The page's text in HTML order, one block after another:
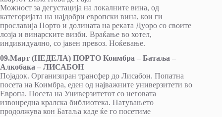
Можност за дегустација на локалните вина, од
категоријата на најдобри европски вина, кои ги
прославија Порто и долината на реката Дуоро со своите
лозја и винарските визби. Враќање во хотел,
индивидуално, со јавен превоз. Ноќевање.
09.Март (НЕДЕЛА) ПОРТО Коимбра – Батаља –
Алкобака – ЛИСАБОН
Појадок. Организиран трансфер до Лисабон. Попатна
посета на Коимбра, еден од најважните универзитети во
Европа. Посета на Универзитетот со неговата
извонредна кралска библиотека. Патувањето
продолжува кон Батаља каде ќе го посетиме